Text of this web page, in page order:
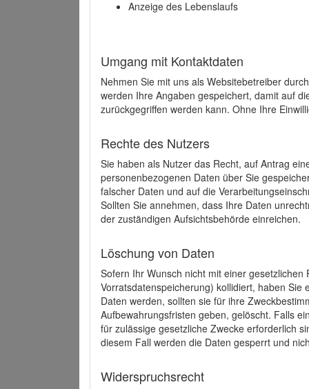
Anzeige des Lebenslaufs
Umgang mit Kontaktdaten
Nehmen Sie mit uns als Websitebetreiber
werden Ihre Angaben gespeichert, damit auf
zurückgegriffen werden kann. Ohne Ihre
Rechte des Nutzers
Sie haben als Nutzer das Recht, auf Antrag
personenbezogenen Daten über Sie
falscher Daten und auf die
Sollten Sie annehmen, dass Ihre Daten
der zuständigen Aufsichtsbehörde einreichen.
Löschung von Daten
Sofern Ihr Wunsch nicht mit einer
Vorratsdatenspeicherung) kollidiert, haben
Daten werden, sollten sie für ihre
Aufbewahrungsfristen geben, gelöscht. Falls
für zulässige gesetzliche Zwecke erforderlich
diesem Fall werden die Daten gesperrt und
Widerspruchsrecht